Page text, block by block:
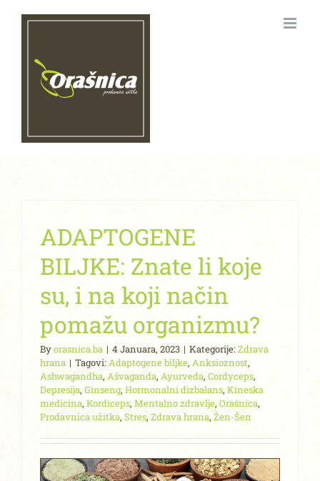
ADAPTOGENE
BILJKE: Znate li koje
su, i na koji način
pomažu organizmu?
Byorasnica.ba | 4 Januara, 2023 | Kategorije:Zdrava
hrana | Tagovi:Adaptogene biljke, Anksioznost,
Ashwagandha, Ašvaganda, Ayurveda, Cordyceps,
Depresija, Ginseng, Hormonalni dizbalans, Kineska
medicina, Kordiceps, Mentalno zdravlje, Orašnica,
Prodavnica užitka, Stres, Zdrava hrana, Žen-Šen